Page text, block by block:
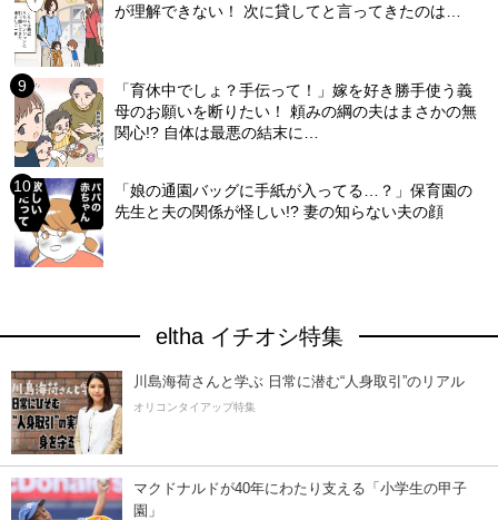
が理解できない！ 次に貸してと言ってきたのは…
「育休中でしょ？手伝って！」嫁を好き勝手使う義
母のお願いを断りたい！ 頼みの綱の夫はまさかの無
関心!? 自体は最悪の結末に…
「娘の通園バッグに手紙が入ってる…？」保育園の
先生と夫の関係が怪しい!? 妻の知らない夫の顔
eltha イチオシ特集
川島海荷さんと学ぶ 日常に潜む“人身取引”のリアル
オリコンタイアップ特集
マクドナルドが40年にわたり支える「小学生の甲子
園」